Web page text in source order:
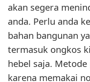
akan segera
anda. Perlu anda
bahan bangunan
termasuk ongkos
hebel saja.
karena memakai